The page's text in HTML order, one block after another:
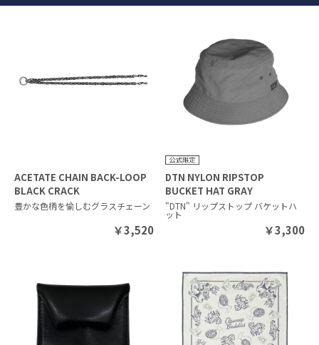
ACETATE CHAIN BACK-LOOP
BLACK CRACK
豊かな色柄を愉しむグラスチェーン
￥3,520
DTN NYLON RIPSTOP
BUCKET HAT GRAY
"DTN" リップストップ バケットハ
ット
￥3,300